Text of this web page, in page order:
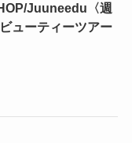
Juuneedu〈週
ューティーツアー